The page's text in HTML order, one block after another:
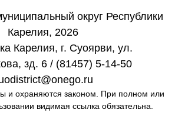
округ Республики
Карелия, 2026
Карелия, г. Cуоярви, ул.
зд. 6 / (81457) 5-14-50
и охраняются законом. При полном или
видимая ссылка обязательна.